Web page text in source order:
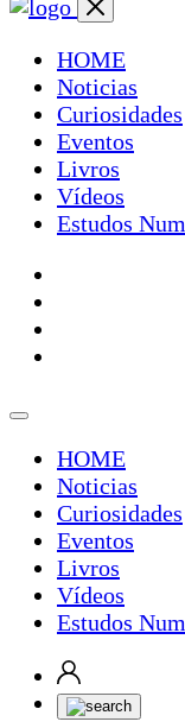
HOME
Noticias
Curiosidades
Eventos
Livros
Vídeos
Estudos
HOME
Noticias
Curiosidades
Eventos
Livros
Vídeos
Estudos